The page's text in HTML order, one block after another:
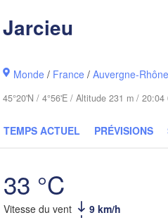
Jarcieu
Monde / France /Auvergne-
45°20'N / 4°56'E / Altitude 231 m /
TEMPS ACTUEL PRÉVISIONS
33 °C
Vitesse du vent 9 km/h
Praha
Dresden
Linz